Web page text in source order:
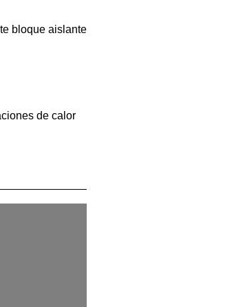
bloque aislante
de calor